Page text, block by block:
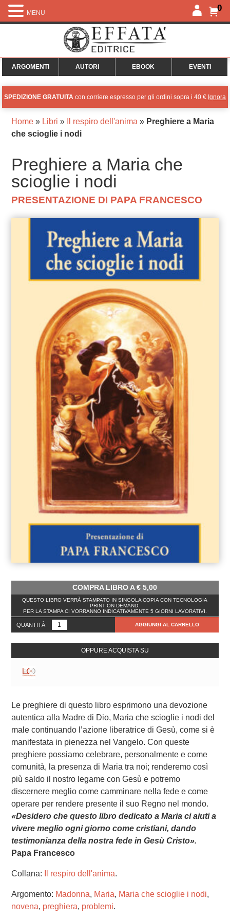
0
ARGOMENTI AUTORI EBOOK EVENTI
SPEDIZIONE GRATUITA con corriere espresso per gli ordini sopra i 40 € Ignora
Home» Libri » Il respiro dell'anima » Preghiere a Maria
che scioglie i nodi
Preghiere a Maria che
scioglie i nodi
PRESENTAZIONE DI PAPA FRANCESCO
COMPRA LIBRO A€ 5,00
QUESTO LIBRO VERRÀ STAMPATO IN SINGOLA COPIA CON TECNOLOGIA
PRINT ON DEMAND.
PER LA STAMPA CI VORRANNO INDICATIVAMENTE 5 GIORNI LAVORATIVI.
QUANTITÀ AGGIUNGI AL CARRELLO
OPPURE ACQUISTA SU
Le preghiere di questo libro esprimono una devozione
autentica alla Madre di Dio, Maria che scioglie i nodi del
male continuando l’azione liberatrice di Gesù, come si è
manifestata in pienezza nel Vangelo. Con queste
preghiere possiamo celebrare, personalmente e come
comunità, la presenza di Maria tra noi; renderemo così
più saldo il nostro legame con Gesù e potremo
discernere meglio come camminare nella fede e come
operare per rendere presente il suo Regno nel mondo.
«Desidero che questo libro dedicato a Maria ci aiuti a
vivere meglio ogni giorno come cristiani, dando
testimonianza della nostra fede in Gesù Cristo».
Papa Francesco
Collana: Il respiro dell'anima.
Argomento: Madonna, Maria, Maria che scioglie i nodi,
novena, preghiera, problemi.
MENU